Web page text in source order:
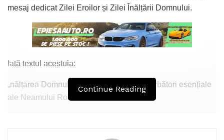
mesaj dedicat Zilei Eroilor și Zilei Înălțării Domnului.
Iată textul acestuia:
„nălțarea Domnului și Ziua Eroilor sunt sărbători esențiale
ale Neamului Românesc
Continue Reading